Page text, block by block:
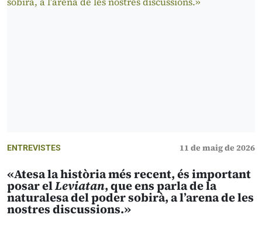
ENTREVISTES 11 de maig de 2026
«Atesa la història més recent, és important
posar elLeviatan, que ens parla de la
naturalesa del poder sobirà, a l’arena de les
nostres discussions.»